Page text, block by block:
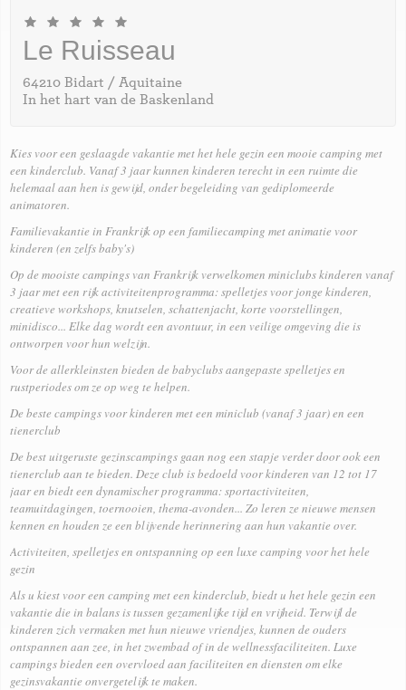
Le Ruisseau
64210 Bidart / Aquitaine
In het hart van de Baskenland
Kies voor een geslaagde vakantie met het hele gezin een mooie camping met
een kinderclub. Vanaf 3 jaar kunnen kinderen terecht in een ruimte die
helemaal aan hen is gewijd, onder begeleiding van gediplomeerde
animatoren.
Familievakantie in Frankrijk op een familiecamping met animatie voor
kinderen (en zelfs baby's)
Op de mooiste campings van Frankrijk verwelkomen miniclubs kinderen vanaf
3 jaar met een rijk activiteitenprogramma: spelletjes voor jonge kinderen,
creatieve workshops, knutselen, schattenjacht, korte voorstellingen,
minidisco... Elke dag wordt een avontuur, in een veilige omgeving die is
ontworpen voor hun welzijn.
Voor de allerkleinsten bieden de babyclubsaangepaste spelletjes en
rustperiodes om ze op weg te helpen.
De beste campings voor kinderen met een miniclub (vanaf 3 jaar) en een
tienerclub
De best uitgeruste gezinscampings gaan nog een stapje verder door ook een
tienerclub aan te bieden. Deze club is bedoeld voor kinderen van 12 tot 17
jaar en biedt een dynamischer programma: sportactiviteiten,
teamuitdagingen, toernooien, thema-avonden... Zo leren ze nieuwe mensen
kennen en houden ze een blijvende herinnering aan hun vakantie over.
Activiteiten, spelletjes en ontspanning op een luxe camping voor het hele
gezin
Als u kiest voor een camping met een kinderclub, biedt u het hele gezin een
vakantie die in balans is tussen gezamenlijke tijd en vrijheid. Terwijl de
kinderen zich vermaken met hun nieuwe vriendjes, kunnen de ouders
ontspannen aan zee, in het zwembad of in de wellnessfaciliteiten. Luxe
campings bieden een overvloed aan faciliteiten en diensten om elke
gezinsvakantie onvergetelijk te maken.